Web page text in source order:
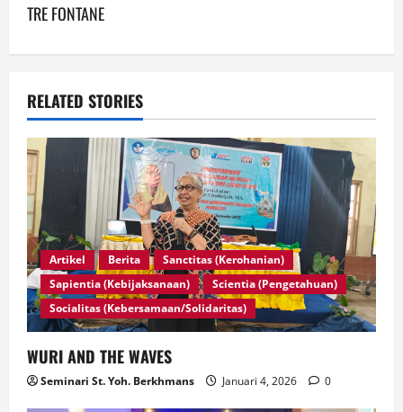
TRE FONTANE
RELATED STORIES
Artikel Berita
Sanctitas (Kerohanian)
Sapientia (Kebijaksanaan)
Scientia (Pengetahuan)
Socialitas (Kebersamaan/Solidaritas)
WURI AND THE WAVES
Seminari St. Yoh. Berkhmans Januari 4, 2026 0